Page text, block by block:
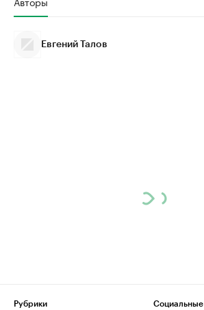
Евгений Талов
Рубрики
Социальные